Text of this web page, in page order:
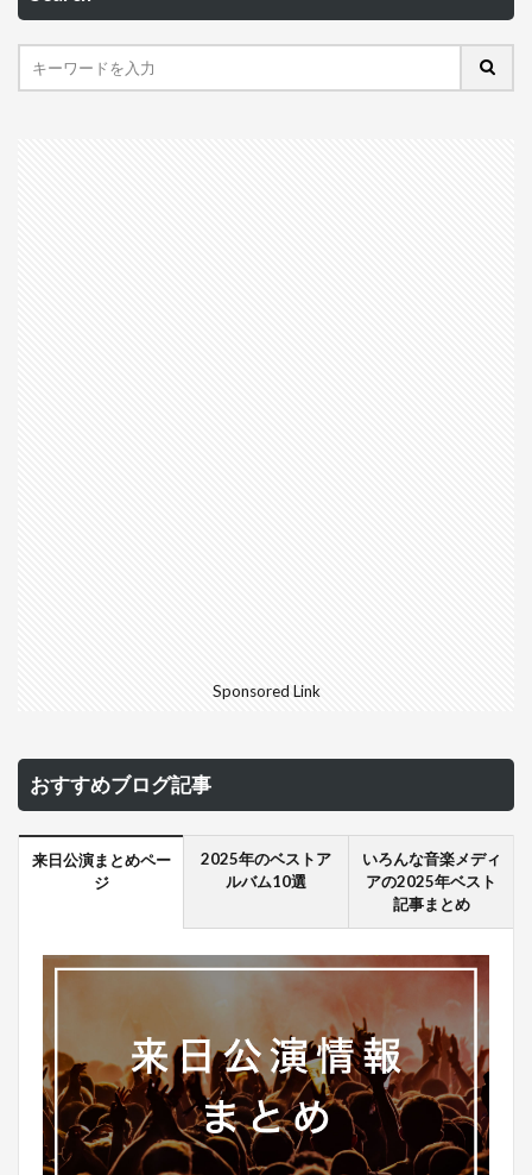
Sponsored Link
おすすめブログ記事
来日公演まとめペー
ジ
2025年のベストア
ルバム10選
いろんな音楽メディ
アの2025年ベスト
記事まとめ